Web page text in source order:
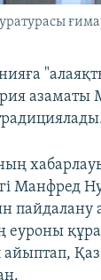
азаматы
Манфред
пайдалану
еуроны